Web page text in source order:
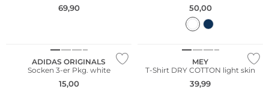
69,90 50,00
ADIDAS ORIGINALS
Socken 3-er Pkg. white
15,00
MEY
T-Shirt DRY COTTON light skin
39,99